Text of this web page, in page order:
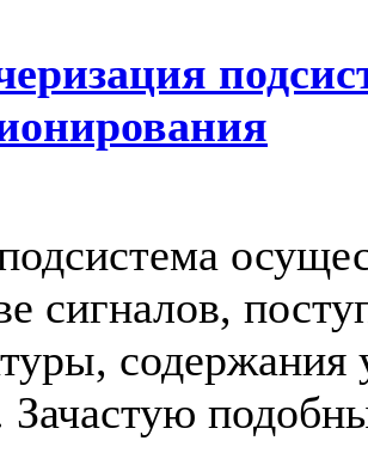
сигналов,
содержания
Зачастую